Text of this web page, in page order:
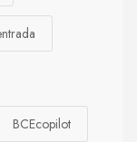
BCEcopilot